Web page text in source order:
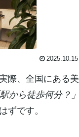
2025.10.15
際、全国にある美
駅から徒歩何分？」
ずです。